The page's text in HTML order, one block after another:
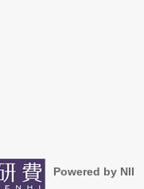
Powered by NII